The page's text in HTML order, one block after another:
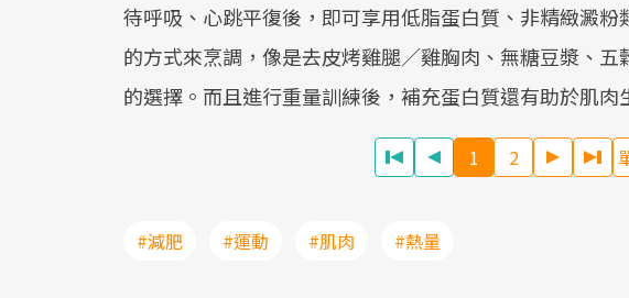
待呼吸、心跳平復後，即可享用低脂蛋白質、非精緻澱
的方式來烹調，像是去皮烤雞腿／雞胸肉、無糖豆漿、
的選擇。而且進行重量訓練後，補充蛋白質還有助於肌肉
1 2
#減肥 #運動 #肌肉 #熱量